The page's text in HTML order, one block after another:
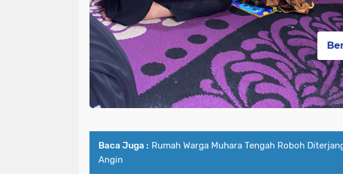
Baca Juga : Rumah Warga Muhara Tengah Roboh
Angin